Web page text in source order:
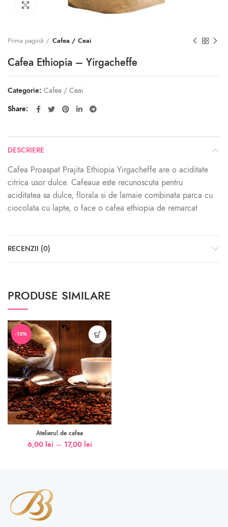
Click to enlarge
Prima pagină Cafea / Ceai
Cafea Ethiopia – Yirgacheffe
Categorie: Cafea / Ceai
Share
DESCRIERE
Cafea Proaspat Prajita Ethiopia Yirgacheffe are o aciditate
citrica usor dulce. Cafeaua este recunoscuta pentru
aciditatea sa dulce, florala si de lamaie combinata parca cu
ciocolata cu lapte, o face o cafea ethiopia de remarcat
RECENZII (0)
PRODUSE SIMILARE
-15%
Atelierul de cafea
6,00 lei – 17,00 lei